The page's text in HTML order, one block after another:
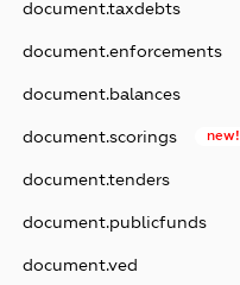
document.taxdebts
document.enforcements
document.balances
document.scorings new!
document.tenders
document.publicfunds
document.ved